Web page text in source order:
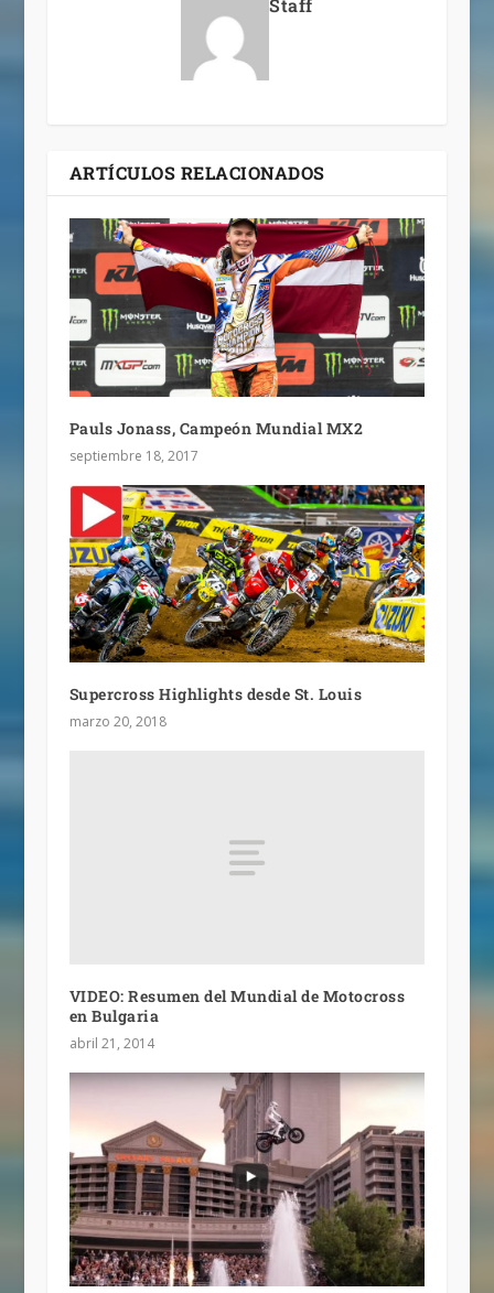
Staff
ARTÍCULOS RELACIONADOS
Pauls Jonass, Campeón Mundial MX2
septiembre 18, 2017
Supercross Highlights desde St. Louis
marzo 20, 2018
VIDEO: Resumen del Mundial de Motocross
en Bulgaria
abril 21, 2014